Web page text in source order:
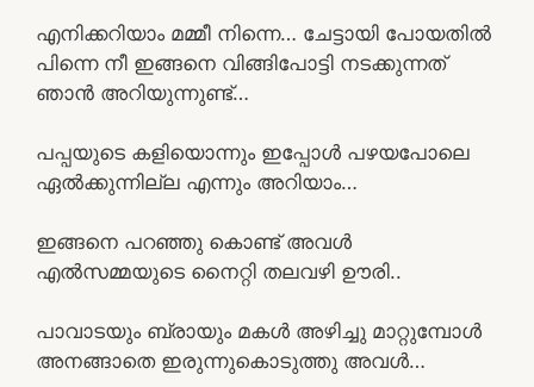
എനിക്കറിയാം മമ്മീ നിന്നെ… ചേട്ടായി പോയതിൽ
പിന്നെ നീ ഇങ്ങനെ വിങ്ങിപോട്ടി നടക്കുന്നത്
ഞാൻ അറിയുന്നുണ്ട്…
പപ്പയുടെ കളിയൊന്നും ഇപ്പോൾ പഴയപോലെ
ഏൽക്കുന്നില്ല എന്നും അറിയാം…
ഇങ്ങനെ പറഞ്ഞു കൊണ്ട് അവൾ
എൽസമ്മയുടെ നൈറ്റി തലവഴി ഊരി..
പാവാടയും ബ്രായും മകൾ അഴിച്ചു മാറ്റുമ്പോൾ
അനങ്ങാതെ ഇരുന്നുകൊടുത്തു അവൾ…